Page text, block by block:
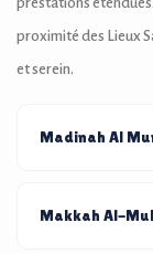
proximité des Lieux
et serein.
Madinah Al
Makkah Al-